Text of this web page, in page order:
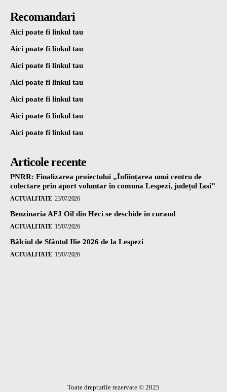
Recomandari
Aici poate fi linkul tau
Aici poate fi linkul tau
Aici poate fi linkul tau
Aici poate fi linkul tau
Aici poate fi linkul tau
Aici poate fi linkul tau
Aici poate fi linkul tau
Articole recente
PNRR: Finalizarea proiectului „Înființarea unui centru de
colectare prin aport voluntar în comuna Lespezi, județul Iasi”
ACTUALITATE 23/07/2026
Benzinaria AFJ Oil din Heci se deschide in curand
ACTUALITATE 15/07/2026
Bâlciul de Sfântul Ilie 2026 de la Lespezi
ACTUALITATE 15/07/2026
Toate drepturile rezervate © 2025